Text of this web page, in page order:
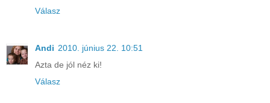
Válasz
Andi 2010. június 22. 10:51
Azta de jól néz ki!
Válasz